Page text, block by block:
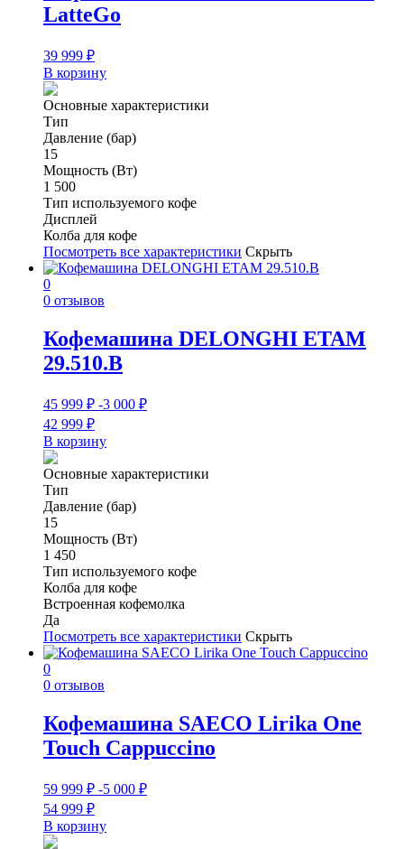
LatteGo
39 999 ₽
В корзину
Основные характеристики
Тип
Давление (бар)
15
Мощность (Вт)
1 500
Тип используемого кофе
Дисплей
Колба для кофе
Посмотреть все характеристики Скрыть
0
0 отзывов
Кофемашина DELONGHI ETAM
29.510.B
45 999 ₽ -3 000 ₽
42 999 ₽
В корзину
Основные характеристики
Тип
Давление (бар)
15
Мощность (Вт)
1 450
Тип используемого кофе
Колба для кофе
Встроенная кофемолка
Да
Посмотреть все характеристики Скрыть
0
0 отзывов
Кофемашина SAECO Lirika One
Touch Cappuccino
59 999 ₽ -5 000 ₽
54 999 ₽
В корзину